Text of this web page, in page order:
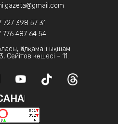
727 398 57 31
776 487 64 54
Қалқаман ықшам
Сейітов көшесі – 11.